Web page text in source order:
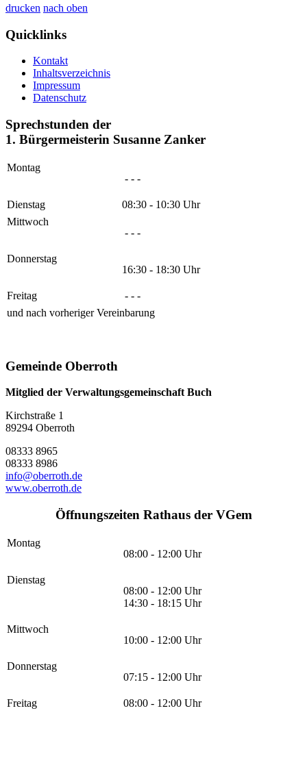
drucken nach oben
Quicklinks
Kontakt
Inhaltsverzeichnis
Impressum
Datenschutz
Sprechstunden der
1. Bürgermeisterin Susanne Zanker
Montag
- - -
Dienstag
08:30 - 10:30 Uhr
Mittwoch
- - -
Donnerstag
16:30 - 18:30 Uhr
Freitag
- - -
und nach vorheriger Vereinbarung
Gemeinde Oberroth
Mitglied der Verwaltungsgemeinschaft Buch
Kirchstraße 1
89294 Oberroth
08333 8965
08333 8986
info@oberroth.de
www.oberroth.de
Öffnungszeiten Rathaus der VGem
Montag
08:00 - 12:00 Uhr
Dienstag
08:00 - 12:00 Uhr
14:30 - 18:15 Uhr
Mittwoch
10:00 - 12:00 Uhr
Donnerstag
07:15 - 12:00 Uhr
Freitag 08:00 - 12:00 Uhr